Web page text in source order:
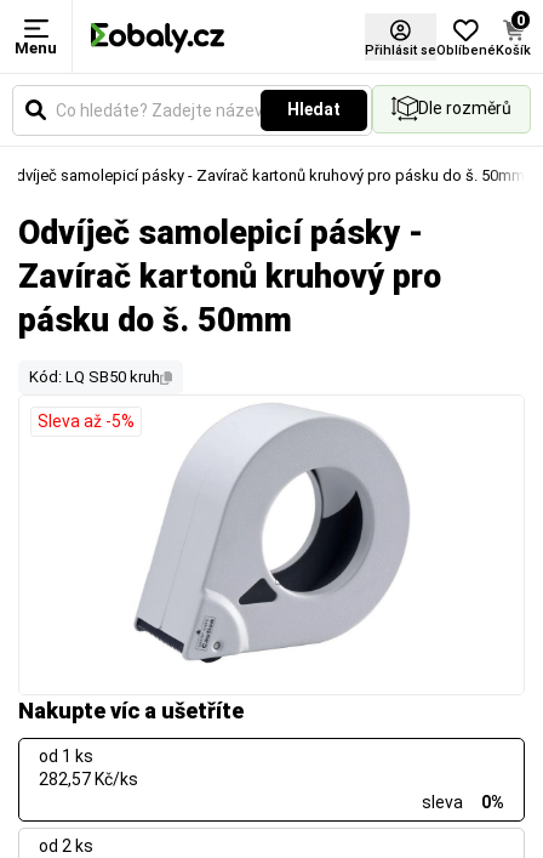
Menu Přihlásit seOblíbené
0
Košík
Hledat Dle rozměrů
Odvíječ samolepicí pásky - Zavírač kartonů kruhový pro pásku do š. 50mm
Odvíječ samolepicí pásky -
Zavírač kartonů kruhový pro
pásku do š. 50mm
Kód: LQ SB50 kruh
Nakupte víc a ušetříte
od 1 ks
282,57 Kč/ks
sleva
0%
od 2 ks
Sleva až -5%